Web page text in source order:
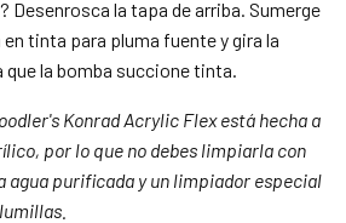
Desenrosca la tapa de arriba. Sumerge
tinta para pluma fuente y gira la
la bomba succione tinta.
Konrad Acrylic Flex está hecha a
por lo que no debes limpiarla con
agua purificada y un limpiador especial
sujeto a aprobación.
Consulta nuestraAyuda.